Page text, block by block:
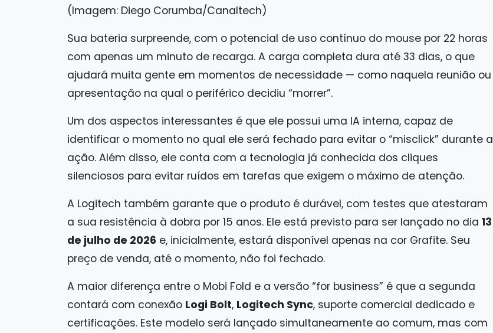
(Imagem: Diego Corumba/Canaltech)
Sua bateria surpreende, com o potencial de uso contínuo do mouse por 22 horas
com apenas um minuto de recarga. A carga completa dura até 33 dias, o que
ajudará muita gente em momentos de necessidade — como naquela reunião ou
apresentação na qual o periférico decidiu “morrer”.
Um dos aspectos interessantes é que ele possui uma IA interna, capaz de
identificar o momento no qual ele será fechado para evitar o “misclick” durante a
ação. Além disso, ele conta com a tecnologia já conhecida dos cliques
silenciosos para evitar ruídos em tarefas que exigem o máximo de atenção.
A Logitech também garante que o produto é durável, com testes que atestaram
a sua resistência à dobra por 15 anos. Ele está previsto para ser lançado no dia 13
de julho de 2026 e, inicialmente, estará disponível apenas na cor Grafite. Seu
preço de venda, até o momento, não foi fechado.
A maior diferença entre o Mobi Fold e a versão “for business” é que a segunda
contará com conexão Logi Bolt, Logitech Sync, suporte comercial dedicado e
certificações. Este modelo será lançado simultaneamente ao comum, mas com